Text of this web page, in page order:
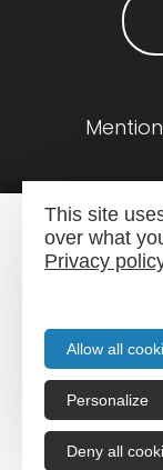
Menu
This site
over what
Privacy
Allow all
Personalize
Deny all